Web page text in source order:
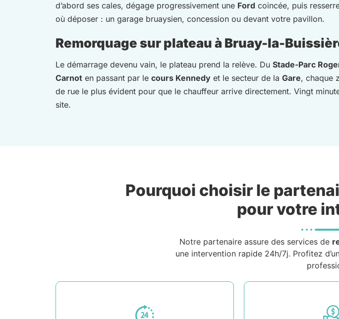
d’abord ses cales, dégage progressivement une Ford coincée, puis
où déposer : un garage bruaysien, concession ou devant votre pavillon.
Remorquage sur plateau à Bruay-la-
Le démarrage devenu vain, le plateau prend la relève. Du Stade-Parc
Carnot en passant par le cours Kennedy et le secteur de la Gare, chaque
de rue le plus évident pour que le chauffeur arrive directement. Vingt
site.
Pourquoi choisir le
pour votre
Notre partenaire assure des services de
une intervention rapide 24h/7j. Profitez